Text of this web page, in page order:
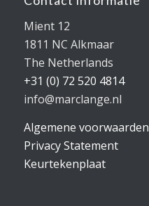
Mient 12
1811 NC Alkmaar
The Netherlands
+31 (0) 72 520 4814
info@marclange.nl
Algemene voorwaarden
Privacy Statement
Keurtekenplaat